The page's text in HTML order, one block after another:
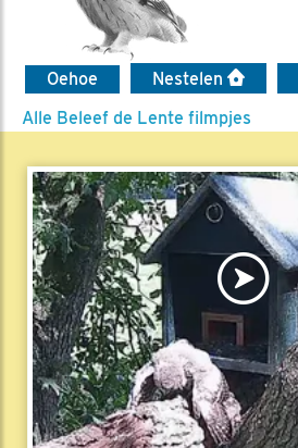
Oehoe Nestelen
Alle Beleef de Lente filmpjes